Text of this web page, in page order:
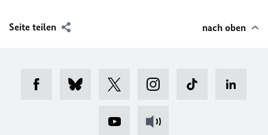
Seite teilen nach oben